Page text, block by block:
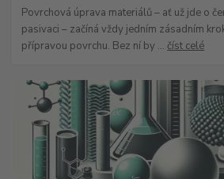
Povrchová úprava materiálů – ať už jde o
pasivaci – začíná vždy jedním zásadním
přípravou povrchu. Bez ní by ... číst celé